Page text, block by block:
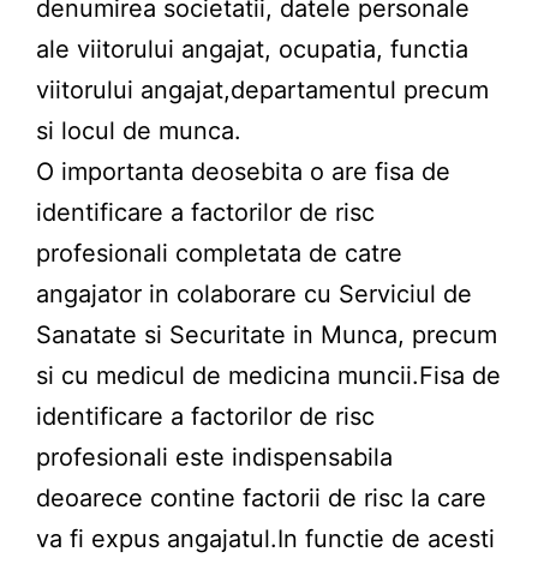
denumirea societatii, datele personale
ale viitorului angajat, ocupatia, functia
viitorului angajat,departamentul precum
si locul de munca.
O importanta deosebita o are fisa de
identificare a factorilor de risc
profesionali completata de catre
angajator in colaborare cu Serviciul de
Sanatate si Securitate in Munca, precum
si cu medicul de medicina muncii.Fisa de
identificare a factorilor de risc
profesionali este indispensabila
deoarece contine factorii de risc la care
va fi expus angajatul.In functie de acesti